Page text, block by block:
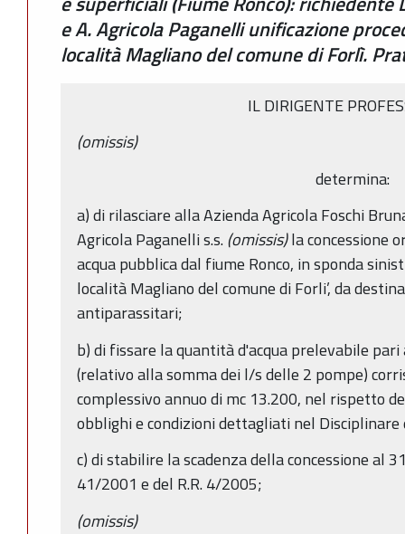
e A. Agricola Paganelli unificazione
località Magliano del comune di Forlì.
IL DIRIGENTE
(omissis)
determina:
a) di rilasciare alla Azienda Agricola Foschi
Agricola Paganelli s.s.(omissis)la concessione
acqua pubblica dal fiume Ronco, in sponda
località Magliano del comune di Forli’, da
antiparassitari;
b) di fissare la quantità d'acqua prelevabile
(relativo alla somma dei l/s delle 2 pompe)
complessivo annuo di mc 13.200, nel rispetto
obblighi e condizioni dettagliati nel Disciplinare
c) di stabilire la scadenza della concessione al
41/2001 e del R.R. 4/2005;
(omissis)